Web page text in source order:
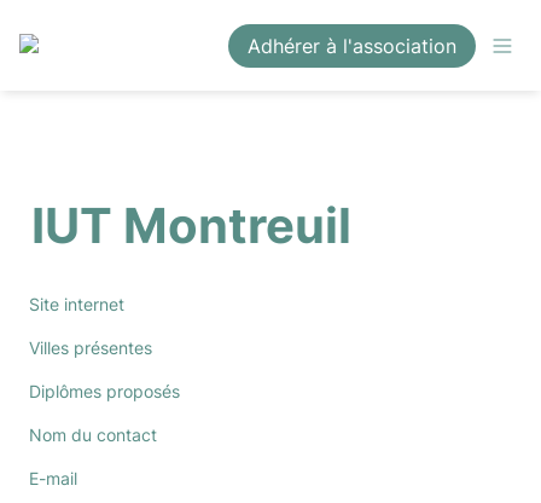
Adhérer à l'association
IUT Montreuil
Site internet
Villes présentes
Diplômes proposés
Nom du contact
E-mail